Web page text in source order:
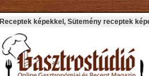
Receptek képekkel, Sütemény receptek